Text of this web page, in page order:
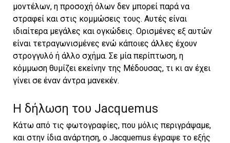
μοντέλων, η προσοχή όλων δεν μπορεί παρά να
στραφεί και στις κομμώσεις τους. Αυτές είναι
ιδιαίτερα μεγάλες και ογκώδεις. Ορισμένες εξ αυτών
είναι τετραγωνισμένες ενώ κάποιες άλλες έχουν
στρογγυλό ή άλλο σχήμα. Σε μία περίπτωση, η
κόμμωση θυμίζει εκείνην της Μέδουσας, τι κι αν έχει
γίνει σε έναν άντρα μανεκέν.
Η δήλωση του Jacquemus
Kάτω από τις φωτογραφίες, που μόλις περιγράψαμε,
και στην ίδια ανάρτηση, ο Jacquemus έγραψε το εξής